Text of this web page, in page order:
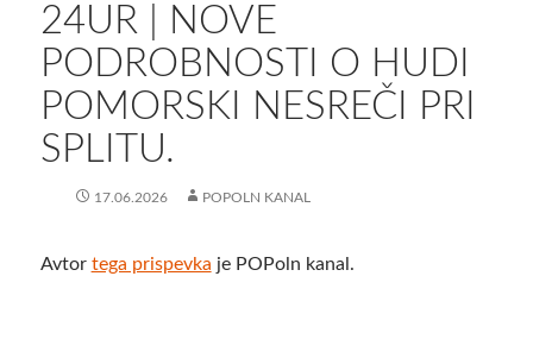
24UR | NOVE
PODROBNOSTI O HUDI
POMORSKI NESREČI PRI
SPLITU.
17.06.2026 POPOLN KANAL
Avtor tega prispevka je POPoln kanal.